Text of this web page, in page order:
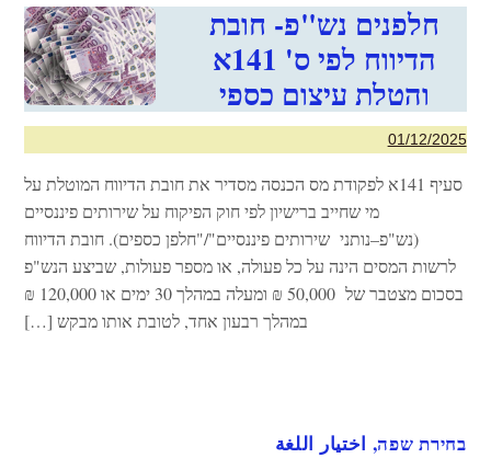
חלפנים נש"פ- חובת
הדיווח לפי ס' 141א
והטלת עיצום כספי
01/12/2025
סעיף 141א לפקודת מס הכנסה מסדיר את חובת הדיווח המוטלת על
מי שחייב ברישיון לפי חוק הפיקוח על שירותים פיננסיים
(נש"פ–נותני שירותים פיננסיים"/"חלפן כספים). חובת הדיווח
לרשות המסים הינה על כל פעולה, או מספר פעולות, שביצע הנש"פ
בסכום מצטבר של 50,000 ₪ ומעלה במהלך 30 ימים או 120,000 ₪
במהלך רבעון אחד, לטובת אותו מבקש […]
בחירת שפה, اختيار اللغة